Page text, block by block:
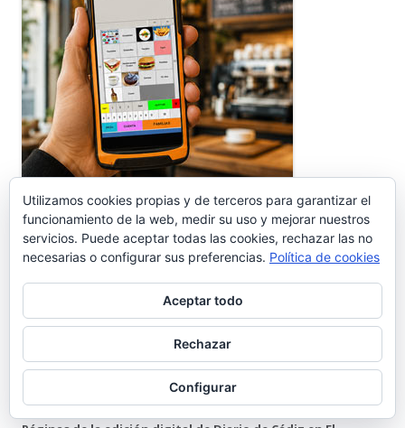
DIARIO DE CÁDIZ | EL PUERTO
Utilizamos cookies propias y de terceros para garantizar el
funcionamiento de la web, medir su uso y mejorar nuestros
servicios. Puede aceptar todas las cookies, rechazar las no
necesarias o configurar sus preferencias. Política de cookies
Aceptar todo
Rechazar
Configurar